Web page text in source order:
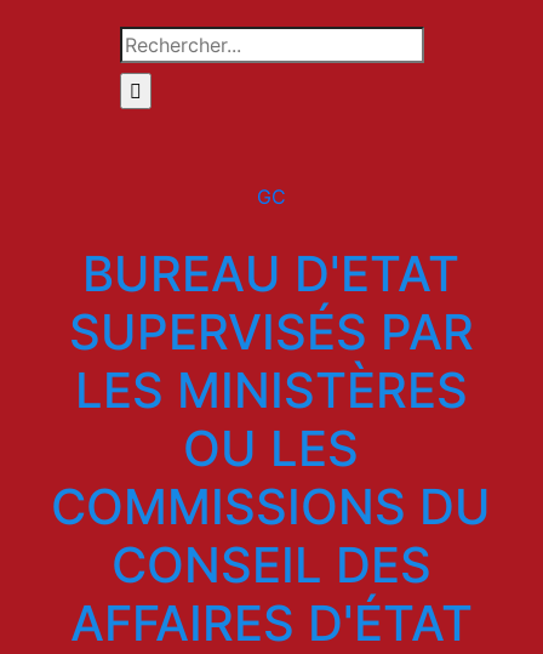
Rechercher
GC
BUREAU D'ETAT
SUPERVISÉS PAR
LES MINISTÈRES
OU LES
COMMISSIONS DU
CONSEIL DES
AFFAIRES D'ÉTAT